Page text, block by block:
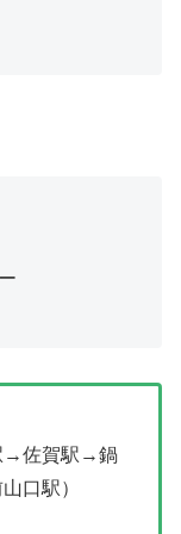
→佐賀駅→鍋
口駅）